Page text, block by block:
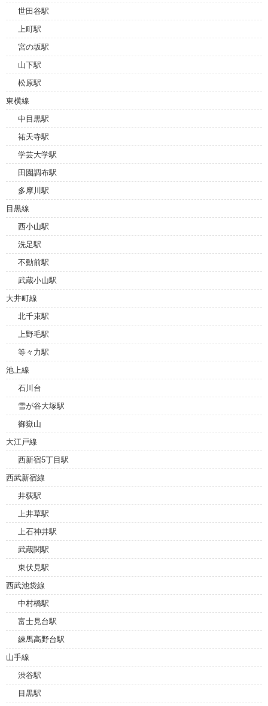
世田谷駅
上町駅
宮の坂駅
山下駅
松原駅
東横線
中目黒駅
祐天寺駅
学芸大学駅
田園調布駅
多摩川駅
目黒線
西小山駅
洗足駅
不動前駅
武蔵小山駅
大井町線
北千束駅
上野毛駅
等々力駅
池上線
石川台
雪が谷大塚駅
御嶽山
大江戸線
西新宿5丁目駅
西武新宿線
井荻駅
上井草駅
上石神井駅
武蔵関駅
東伏見駅
西武池袋線
中村橋駅
富士見台駅
練馬高野台駅
山手線
渋谷駅
目黒駅